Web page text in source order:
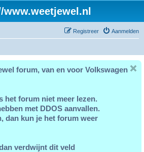
www.weetjewel.nl
Aanmelden
Registreer
forum, van en voor Volkswagen
het forum niet meer lezen.
met DDOS aanvallen.
dan kun je het forum weer
verdwijnt dit veld